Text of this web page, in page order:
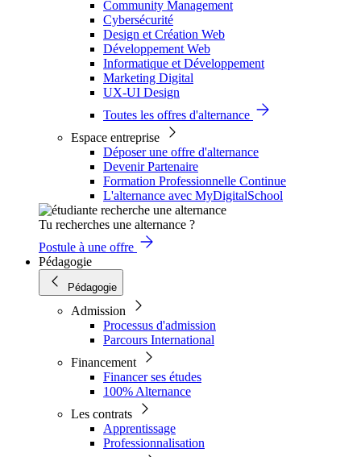
Community Management
Cybersécurité
Design et Création Web
Développement Web
Informatique et Développement
Marketing Digital
UX-UI Design
Toutes les offres d'alternance
Espace entreprise
Déposer une offre d'alternance
Devenir Partenaire
Formation Professionnelle Continue
L'alternance avec MyDigitalSchool
Tu recherches une alternance ?
Postule à une offre
Pédagogie
Pédagogie
Admission
Processus d'admission
Parcours International
Financement
Financer ses études
100% Alternance
Les contrats
Apprentissage
Professionnalisation